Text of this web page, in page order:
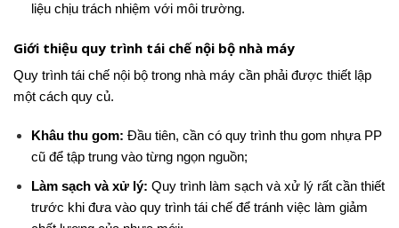
liệu chịu trách nhiệm với môi trường.
Giới thiệu quy trình tái chế nội bộ nhà máy
Quy trình tái chế nội bộ trong nhà máy cần phải được thiết lập
một cách quy củ.
Khâu thu gom: Đầu tiên, cần có quy trình thu gom nhựa PP
cũ để tập trung vào từng ngọn nguồn;
Làm sạch và xử lý: Quy trình làm sạch và xử lý rất cần thiết
trước khi đưa vào quy trình tái chế để tránh việc làm giảm